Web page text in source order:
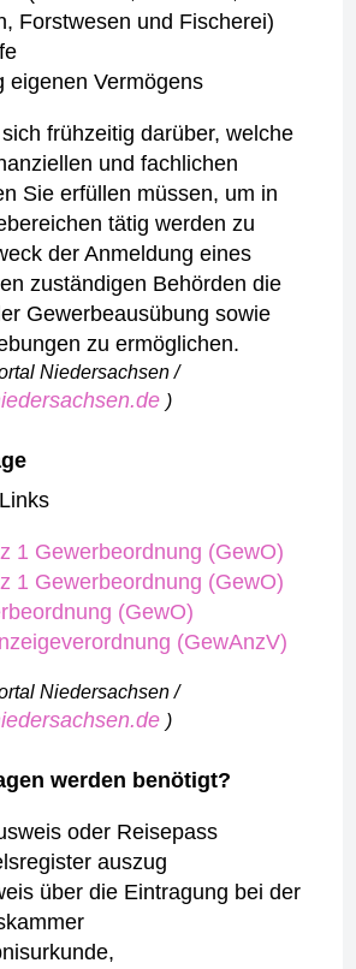
Forstwesen und Fischerei)
eigenen Vermögens
frühzeitig darüber, welche
und fachlichen
Sie erfüllen müssen, um in
tätig werden zu
der Anmeldung eines
zuständigen Behörden die
Gewerbeausübung sowie
zu ermöglichen.
Niedersachsen /
)
1 Gewerbeordnung (GewO)
1 Gewerbeordnung (GewO)
(GewO)
(GewAnzV)
Niedersachsen /
)
werden benötigt?
oder Reisepass
auszug
über die Eintragung bei der